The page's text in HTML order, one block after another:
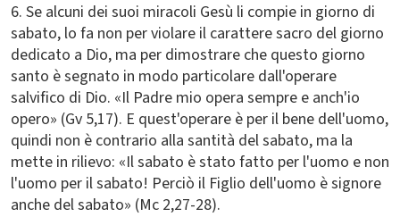
6. Se alcuni dei suoi miracoli Gesù li compie in giorno di
sabato, lo fa non per violare il carattere sacro del giorno
dedicato a Dio, ma per dimostrare che questo giorno
santo è segnato in modo particolare dall'operare
salvifico di Dio. «Il Padre mio opera sempre e anch'io
opero» (Gv 5,17). E quest'operare è per il bene dell'uomo,
quindi non è contrario alla santità del sabato, ma la
mette in rilievo: «Il sabato è stato fatto per l'uomo e non
l'uomo per il sabato! Perciò il Figlio dell'uomo è signore
anche del sabato» (Mc 2,27-28).